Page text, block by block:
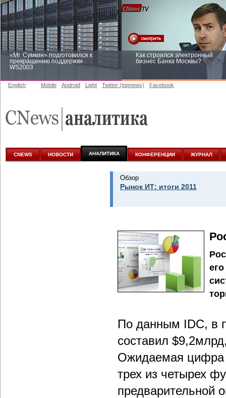
«Mr. Сумкин» подготовился к
прекращению поддержки
WS2003
Как строился электронный
бизнес Банка Москвы?
аналитике
English Mobile Android Light Twitter (topnews) Facebook
CNEWS НОВОСТИ АНАЛИТИКА КОНФЕРЕНЦИИ ЖУРНАЛ
Обзор
Рынок ИТ: итоги 2011
По данным IDC, в
составил
Ожидаемая цифра
трех из четырех
предварительной